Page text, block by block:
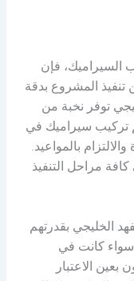
السيراميك، فإن
المشروع بدقة
توفر نخبة من
تركيب سيراميك في
بالمواعيد.
مراحل التنفيذ
الخليجي بقدرتهم
سواء كانت في
بعين الاعتبار